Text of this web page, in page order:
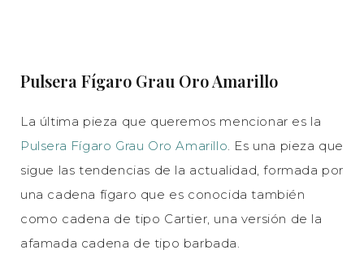
Pulsera Fígaro Grau Oro Amarillo
La última pieza que queremos mencionar es la
Pulsera Fígaro Grau Oro Amarillo. Es una pieza que
sigue las tendencias de la actualidad, formada por
una cadena fígaro que es conocida también
como cadena de tipo Cartier, una versión de la
afamada cadena de tipo barbada.